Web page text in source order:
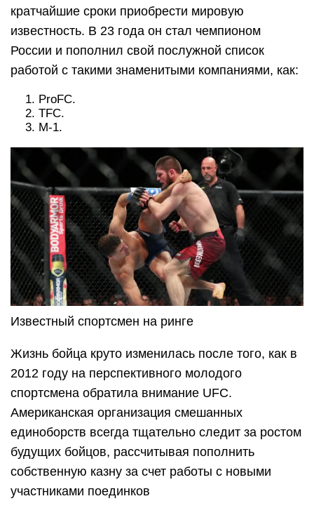
кратчайшие сроки приобрести мировую
известность. В 23 года он стал чемпионом
России и пополнил свой послужной список
работой с такими знаменитыми компаниями, как:
ProFC.
TFC.
M-1.
Известный спортсмен на ринге
Жизнь бойца круто изменилась после того, как в
2012 году на перспективного молодого
спортсмена обратила внимание UFC.
Американская организация смешанных
единоборств всегда тщательно следит за ростом
будущих бойцов, рассчитывая пополнить
собственную казну за счет работы с новыми
участниками поединков